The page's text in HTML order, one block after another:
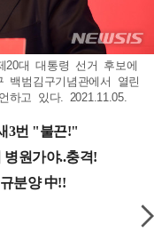
20대 대통령 선거 후보에
범김구기념관에서 열린
하고 있다. 2021.11.05.